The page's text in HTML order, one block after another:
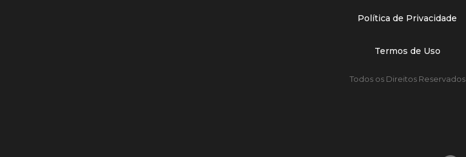
Política de Privacidade
Termos de Uso
Todos os Direitos Reservados